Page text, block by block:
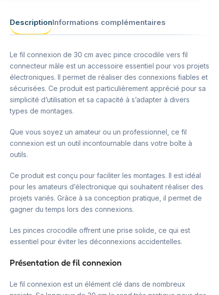
DescriptionInformations complémentaires
Le fil connexion de 30 cm avec pince crocodile vers fil
connecteur mâle est un accessoire essentiel pour vos projets
électroniques. Il permet de réaliser des connexions fiables et
sécurisées. Ce produit est particulièrement apprécié pour sa
simplicité d’utilisation et sa capacité à s’adapter à divers
types de montages.
Que vous soyez un amateur ou un professionnel, ce fil
connexion est un outil incontournable dans votre boîte à
outils.
Ce produit est conçu pour faciliter les montages. Il est idéal
pour les amateurs d’électronique qui souhaitent réaliser des
projets variés. Grâce à sa conception pratique, il permet de
gagner du temps lors des connexions.
Les pinces crocodile offrent une prise solide, ce qui est
essentiel pour éviter les déconnexions accidentelles.
Présentation de fil connexion
Le fil connexion est un élément clé dans de nombreux